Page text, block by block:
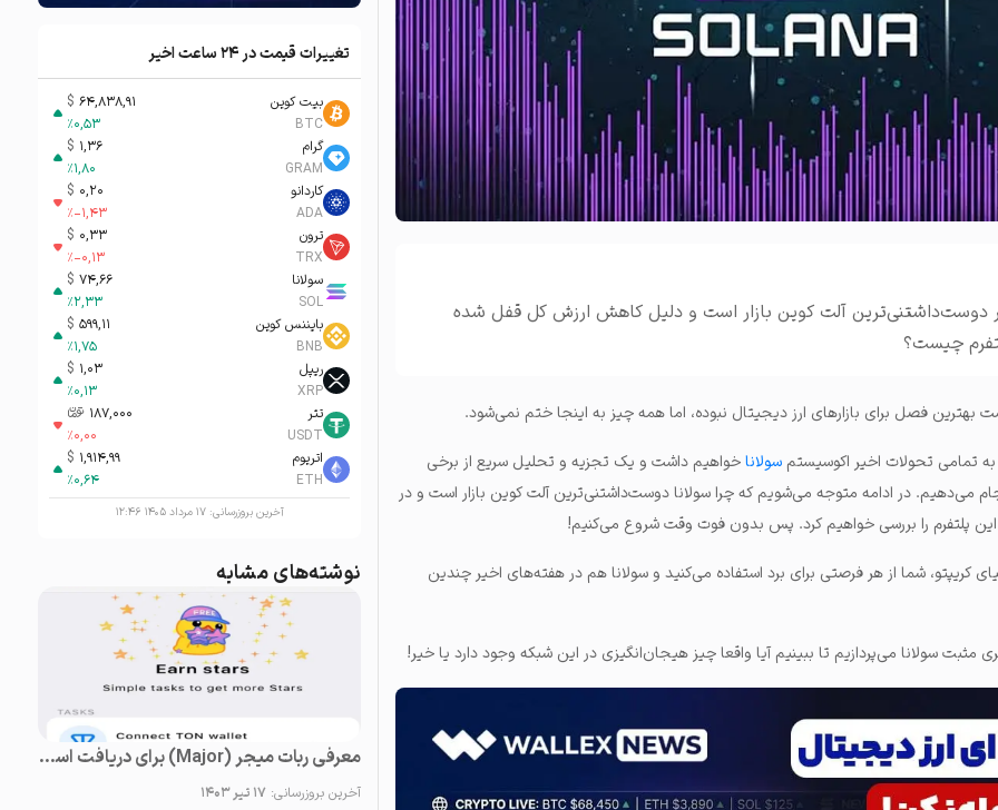
و ...
دوست‌داشتنی‌ترین آلت کوین بازار است و دلیل کاهش ارزش کل قفل شده
فصل برای بازارهای ارز دیجیتال نبوده، اما همه چیز به اینجا ختم نمی‌شود.
تمامی تحولات اخیر اکوسیستم سولاناخواهیم داشت و یک تجزیه و تحلیل سریع از برخی
می‌دهیم. در ادامه متوجه می‌شویم که چرا سولانا دوست‌داشتنی‌ترین آلت کوین بازار است و در
کریپتو، شما از هر فرصتی برای برد استفاده می‌کنید و سولانا هم در هفته‌های اخیر چندین
مثبت سولانامی‌پردازیم تا ببینیم آیا واقعا چیز هیجان‌انگیزی در این شبکه وجود دارد یا خیر!
تغییرات قیمت در ۲۴ ساعت اخیر
بیت کوین
BTC
64,838,91
$
%0,53
گرام
GRAM
1,36
$
%1,80
کاردانو
ADA
0,20
$
%-1,43
ترون
TRX
0,33
$
%-0,13
سولانا
SOL
74,66
$
%2,33
بایننس کوین
BNB
599,11
$
%1,75
ریپل
XRP
1,03
$
%0,13
تتر
USDT
187,000 تومان-ء
%0,00
اتریوم
ETH
1,914,99
$
%0,64
آخرین بروزرسانی:۱۷ مرداد ۱۴۰۵ ۱۲:۴۶
نوشته‌های مشابه
معرفی ربات میجر (Major) برای دریافت استارز (Stars) رایگان در تلگرام
آخرین بروزرسانی: ۱۷ تیر ۱۴۰۳